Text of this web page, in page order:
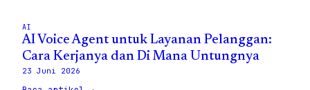
AI
AI Voice Agent untuk Layanan Pelanggan:
Cara Kerjanya dan Di Mana Untungnya
23 Juni 2026